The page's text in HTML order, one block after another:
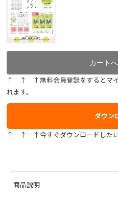
↑ ↑ ↑無料会員登録をするとマイ
れます。
ダウン
↑ ↑ ↑今すぐダウンロードしたい
商品説明